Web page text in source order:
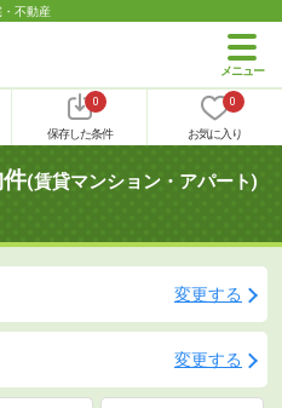
・不動産
0
保存した条件
0
お気に入り
(賃貸マンション・アパート)
変更する
変更する